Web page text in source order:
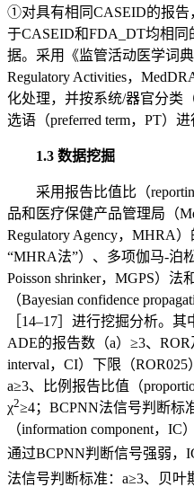
①对具有相同CASEID的报
于CASEID和FDA_DT均相
据。采用《监管活动医学词
Regulatory Activities，
化处理，并按系统/器官分类
选语（preferred term，PT）进
1.3 数据挖掘
采用报告比值比（
品和医疗保健产品管理局（
Regulatory Agency，MHRA
“MHRA法”）、多项伽马-泊
Poisson shrinker，MGPS）
（Bayesian confidence
［14–17］进行挖掘分析。
ADE的报告数（a）≥3、
interval，CI）下限（
a≥3、比例报告比值（
χ2≥4；BCPNN法信号判断标
（information component，
通过BCPNN判断信号强弱，
法信号判断标准：a≥3、贝叶